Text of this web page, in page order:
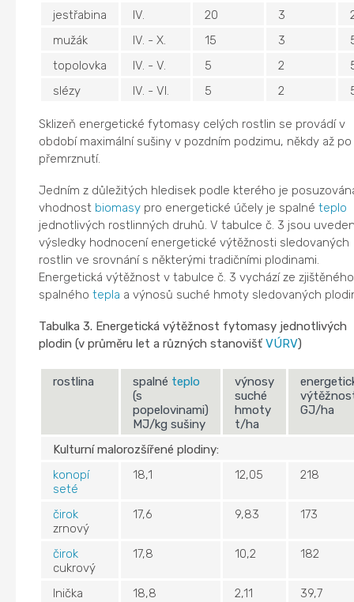
jestřabina IV. 20 3
mužák
IV. - X. 15 3
topolovka
IV. - V. 5 2
slézy
IV. - VI. 5 2
Sklizeň energetické fytomasy celých rostlin se provádí v
období maximální sušiny v pozdním podzimu, někdy až po
přemrznutí.
Jedním z důležitých hledisek podle kterého je
vhodnost biomasypro energetické účely je spalné teplo
jednotlivých rostlinných druhů. V tabulce č. 3 jsou
výsledky hodnocení energetické výtěžnosti sledovaných
rostlin ve srovnání s některými tradičními plodinami.
Energetická výtěžnost v tabulce č. 3 vychází ze zjištěného
spalného tepla a výnosů suché hmoty sledovaných
Tabulka 3. Energetická výtěžnost fytomasy jednotlivých
plodin (v průměru let a různých stanovišť VÚRV)
rostlina spalné teplo
(s
popelovinami)
MJ/kg sušiny
výnosy
suché
hmoty
t/ha
GJ/ha
Kulturní malorozšířené plodiny:
konopí
seté
18,1 12,05 218
čirok
zrnový
17,6 9,83 173
čirok
cukrový
17,8 10,2 182
lnička
18,8 2,11 39,7